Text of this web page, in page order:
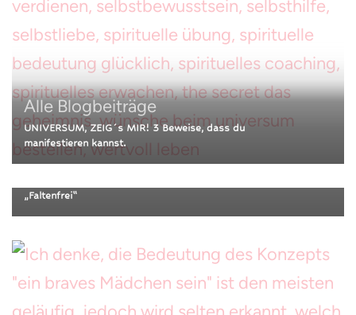
Alle Blogbeiträge
UNIVERSUM, ZEIG´s MIR! 3 Beweise, dass du
manifestieren kannst.
Alle BlogbeiträgeHeilung &
GeistheilungNützliches, Praktisches
(Haushalt, Kosmetik)
LED & EMS Gua Sha vs. Klassischer Gua Sha – Produkttest
„Faltenfrei“